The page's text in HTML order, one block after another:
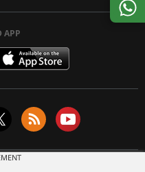
APP